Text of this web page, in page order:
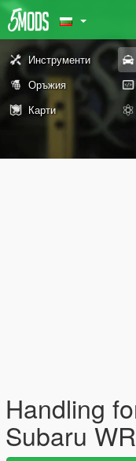
Инструменти
Оръжия
Карти
Handling
Subaru